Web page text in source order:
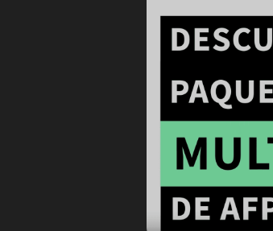
| Hallan dron con un "artefacto explosivo" en un aeropuerto en